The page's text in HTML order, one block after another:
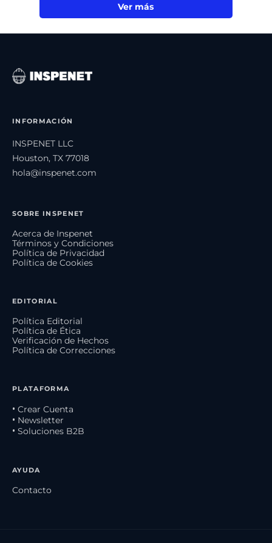
Ver más
INFORMACIÓN
INSPENET LLC
Houston, TX 77018
hola@inspenet.com
SOBRE INSPENET
Acerca de Inspenet
Términos y Condiciones
Política de Privacidad
Política de Cookies
EDITORIAL
Política Editorial
Política de Ética
Verificación de Hechos
Política de Correcciones
PLATAFORMA
• Crear Cuenta
• Newsletter
• Soluciones B2B
AYUDA
Contacto